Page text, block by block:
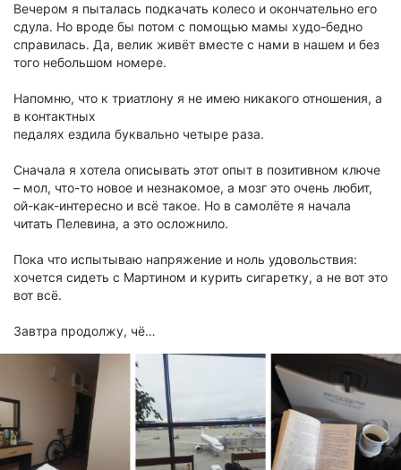
Вечером я пыталась подкачать колесо и окончательно его
сдула. Но вроде бы потом с помощью мамы худо-бедно
справилась. Да, велик живёт вместе с нами в нашем и без
того небольшом номере.
Напомню, что к триатлону я не имею никакого отношения, а
в контактных
педалях ездила буквально четыре раза.
Сначала я хотела описывать этот опыт в позитивном ключе
– мол, что-то новое и незнакомое, а мозг это очень любит,
ой-как-интересно и всё такое. Но в самолёте я начала
читать Пелевина, а это осложнило.
Пока что испытываю напряжение и ноль удовольствия:
хочется сидеть с Мартином и курить сигаретку, а не вот это
вот всё.
Завтра продолжу, чё…